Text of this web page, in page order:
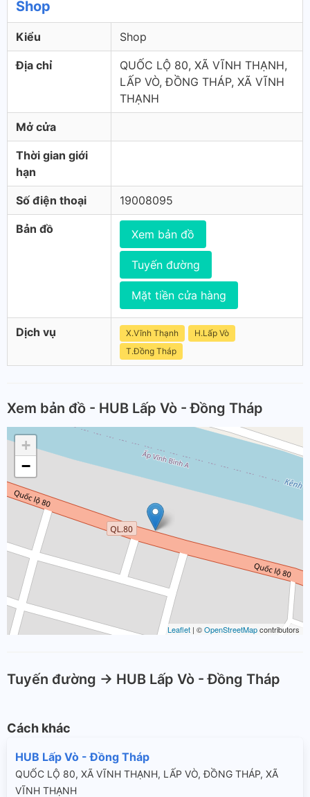
Shop
Kiểu Shop
Địa chỉ
QUỐC LỘ 80, XÃ VĨNH THẠNH,
LẤP VÒ, ĐỒNG THÁP, XÃ VĨNH
THẠNH
Mở cửa
Thời gian giới
hạn
Số điện thoại 19008095
Bản đồ Xem bản đồ
Tuyến đường
Mặt tiền cửa hàng
Dịch vụ X.Vĩnh Thạnh
H.Lấp Vò
T.Ðồng Tháp
Xem bản đồ - HUB Lấp Vò - Đồng Tháp
+
−
Leaflet | ©OpenStreetMapcontributors
Tuyến đường -> HUB Lấp Vò - Đồng Tháp
Cách khác
HUB Lấp Vò - Đồng Tháp
QUỐC LỘ 80, XÃ VĨNH THẠNH, LẤP VÒ, ĐỒNG THÁP, XÃ
VĨNH THẠNH